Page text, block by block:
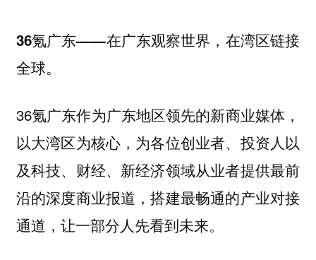
36氪广东——在广东观察世界，在湾区链接
全球。
36氪广东作为广东地区领先的新商业媒体，
以大湾区为核心，为各位创业者、投资人以
及科技、财经、新经济领域从业者提供最前
沿的深度商业报道，搭建最畅通的产业对接
通道，让一部分人先看到未来。